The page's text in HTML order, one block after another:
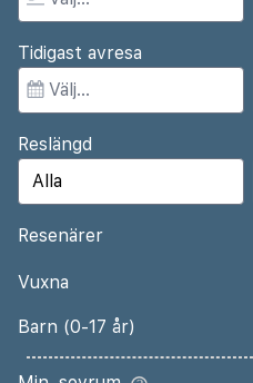
Tidigast avresa
Reslängd
Resenärer
Vuxna
Barn (0-17 år)